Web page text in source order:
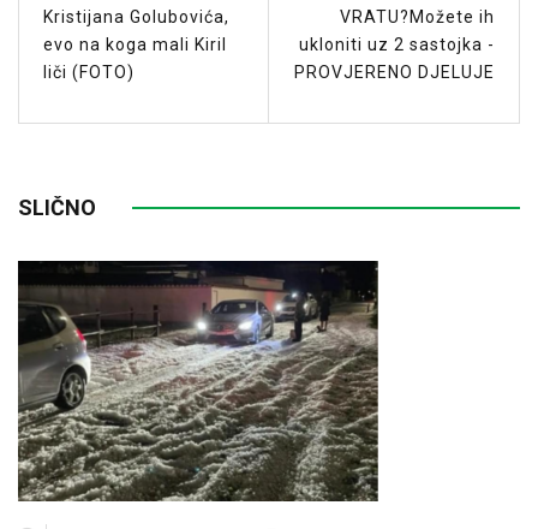
Kristijana Golubovića,
evo na koga mali Kiril
liči (FOTO)
VRATU?Možete ih
ukloniti uz 2 sastojka -
PROVJERENO DJELUJE
SLIČNO